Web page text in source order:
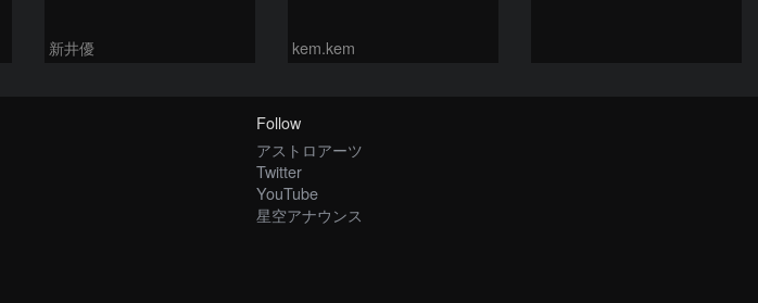
新井優 kem.kem
Follow
アストロアーツ
Twitter
YouTube
星空アナウンス